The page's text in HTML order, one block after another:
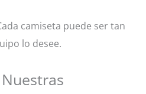
camiseta puede ser tan
lo desee.